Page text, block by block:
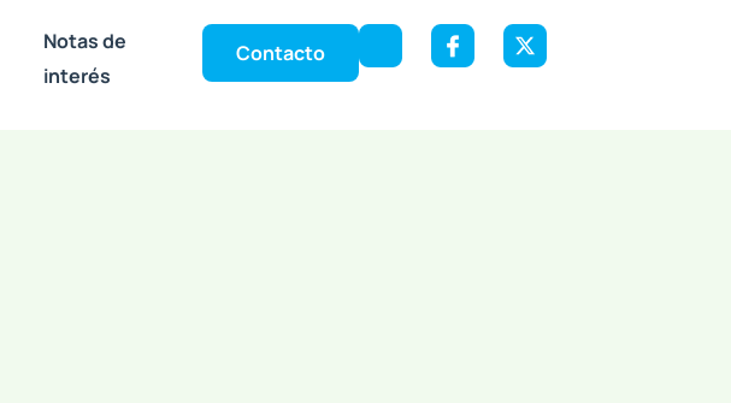
Notas de
interés
Contacto